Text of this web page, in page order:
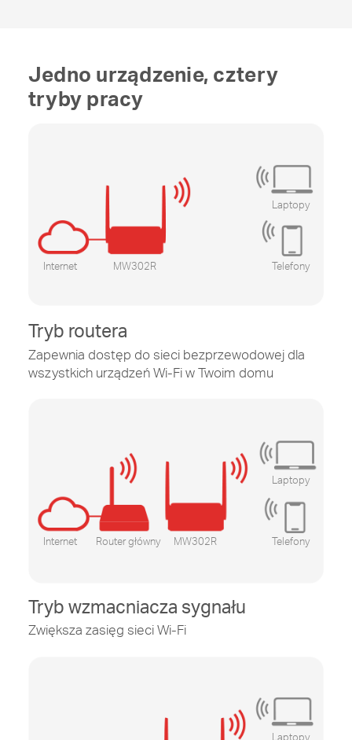
Jedno urządzenie, cztery
tryby pracy
Internet MW302R
Laptopy
Telefony
Tryb routera
Zapewnia dostęp do sieci bezprzewodowej dla
wszystkich urządzeńWi-Fiw Twoim domu
Internet Router główny
Laptopy
Telefony
MW302R
Tryb wzmacniacza sygnału
Zwiększa zasięg sieciWi-Fi
Laptopy